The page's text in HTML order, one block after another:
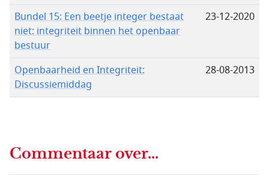
Bundel 15: Een beetje integer bestaat
niet: integriteit binnen het openbaar
bestuur
23-12-2020
Openbaarheid en Integriteit:
Discussiemiddag
28-08-2013
Commentaar over...